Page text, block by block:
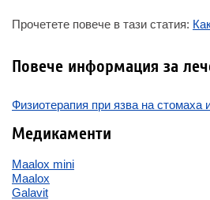
Прочетете повече в тази статия:
Повече информация за
Физиотерапия при язва на стомаха
Медикаменти
Maalox mini
Maalox
Galavit